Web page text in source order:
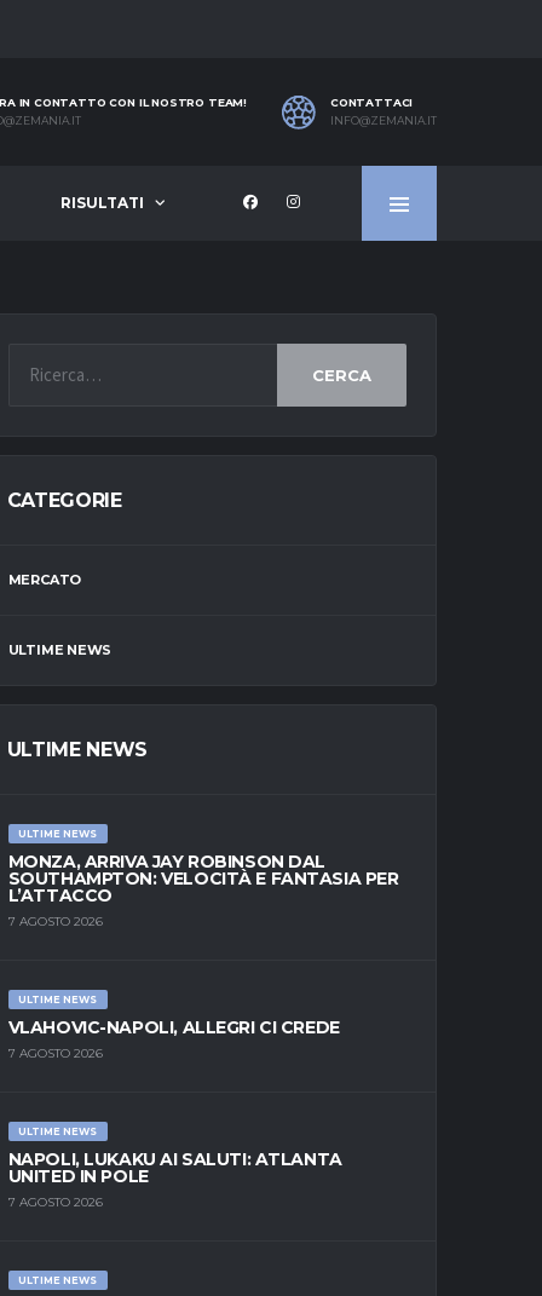
IN CONTATTO CON IL NOSTRO TEAM!
CONTATTACI
INFO@ZEMANIA.IT
RISULTATI
CERCA
CATEGORIE
MERCATO
ULTIME NEWS
ULTIME NEWS
ULTIME NEWS
MONZA, ARRIVA JAY ROBINSON DAL
SOUTHAMPTON: VELOCITÀ E FANTASIA PER
L’ATTACCO
7 AGOSTO 2026
ULTIME NEWS
VLAHOVIC-NAPOLI, ALLEGRI CI CREDE
7 AGOSTO 2026
ULTIME NEWS
NAPOLI, LUKAKU AI SALUTI: ATLANTA
UNITED IN POLE
7 AGOSTO 2026
ULTIME NEWS